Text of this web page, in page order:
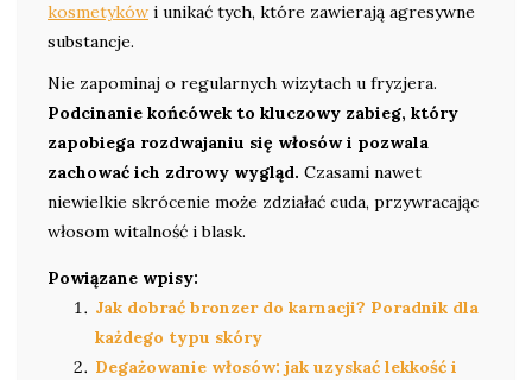
kosmetyków i unikać tych, które zawierają agresywne
substancje.
Nie zapominaj o regularnych wizytach u fryzjera.
Podcinanie końcówek to kluczowy zabieg, który
zapobiega rozdwajaniu się włosów i pozwala
zachować ich zdrowy wygląd. Czasami nawet
niewielkie skrócenie może zdziałać cuda, przywracając
włosom witalność i blask.
Powiązane wpisy:
Jak dobrać bronzer do karnacji? Poradnik dla
każdego typu skóry
Degażowanie włosów: jak uzyskać lekkość i